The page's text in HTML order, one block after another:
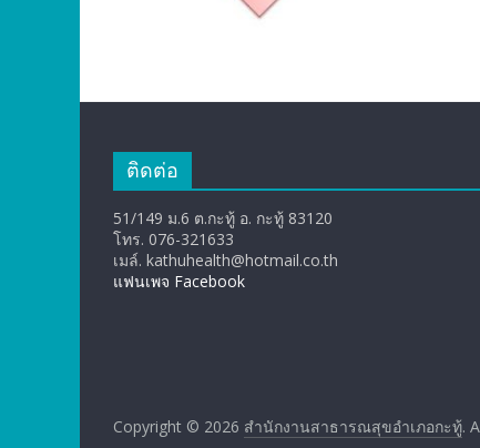
ติดต่อ
51/149 ม.6 ต.กะทู้ อ. กะทู้ 83120
โทร. 076-321633
เมล์. kathuhealth@hotmail.co.th
แฟนเพจ Facebook
Copyright © 2026 สำนักงานสาธารณสุขอำเภอกะทู้.